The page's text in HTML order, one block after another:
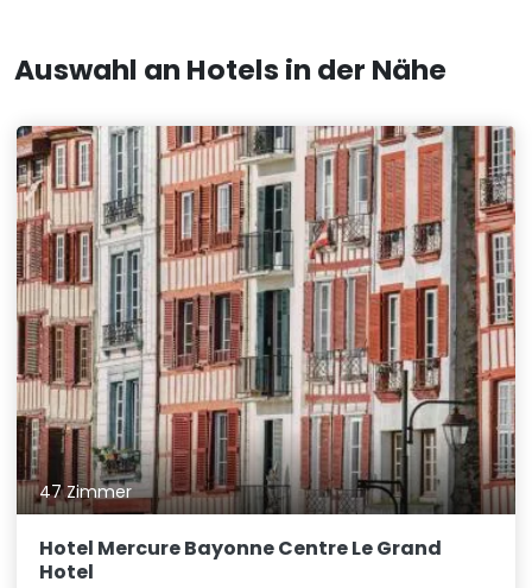
Auswahl an Hotels in der Nähe
47 Zimmer
Hotel Mercure Bayonne Centre Le Grand
Hotel